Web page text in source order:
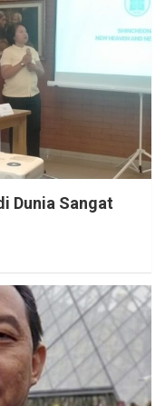
Dunia Sangat